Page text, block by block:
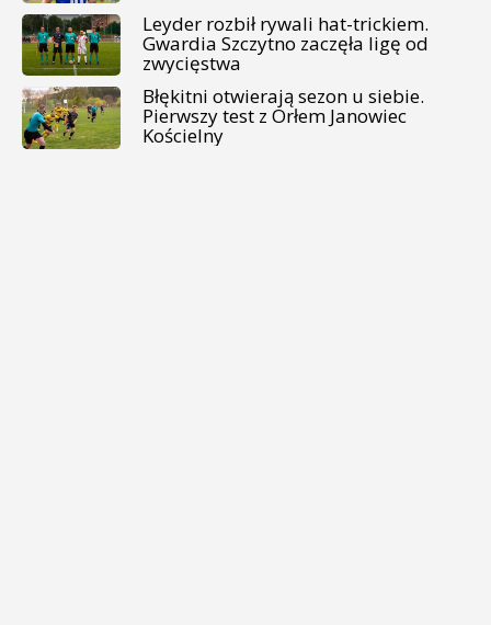
Leyder rozbił rywali hat-trickiem.
Gwardia Szczytno zaczęła ligę od
zwycięstwa
Błękitni otwierają sezon u siebie.
Pierwszy test z Orłem Janowiec
Kościelny